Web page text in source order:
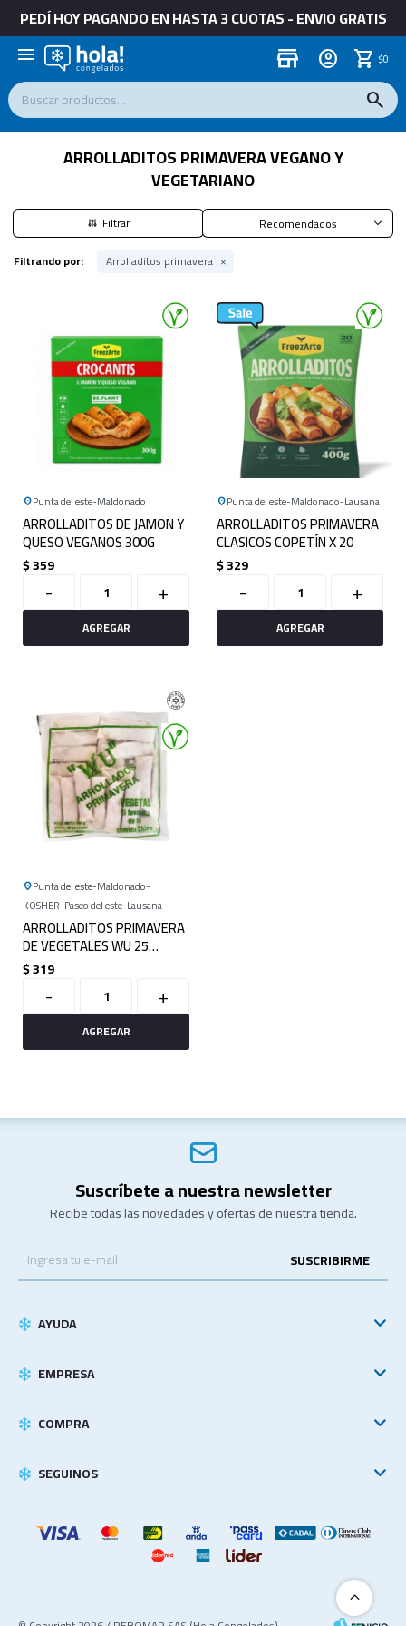
PEDÍ HOY PAGANDO EN HASTA 3 CUOTAS - ENVIO GRATIS
menu store $0
ARROLLADITOS PRIMAVERA VEGANO Y
VEGETARIANO
Recomendados
Filtrando por:
Arrolladitos primavera
Punta del este Maldonado
ARROLLADITOS DE JAMON Y
QUESO VEGANOS 300G
$359
- +
Punta del este Maldonado Lausana
ARROLLADITOS PRIMAVERA
CLASICOS COPETÍN X 20
$329
- +
Punta del este Maldonado
KOSHER Paseo del este Lausana
ARROLLADITOS PRIMAVERA
DE VEGETALES WU 25
UNIDADES
$319
- +
Suscríbete a nuestra newsletter
Recibe todas las novedades y ofertas de nuestra tienda.
SUSCRIBIRME
AYUDA
EMPRESA
COMPRA
SEGUINOS